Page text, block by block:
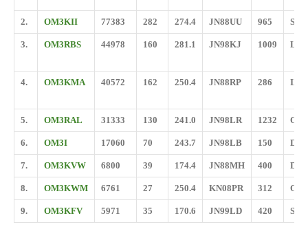
2. OM3KII 77383 282 274.4 JN88UU 965
3. OM3RBS 44978 160 281.1 JN98KJ 1009
4. OM3KMA 40572 162 250.4 JN88RP 286
5. OM3RAL 31333 130 241.0 JN98LR 1232
6. OM3I 17060 70 243.7 JN98LB 150
7. OM3KVW 6800 39 174.4 JN88MH 400
8. OM3KWM 6761 27 250.4 KN08PR 312
9. OM3KFV 5971 35 170.6 JN99LD 420